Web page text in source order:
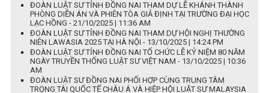
ĐOÀN LUẬT SƯ TỈNH ĐỒNG NAI THAM DỰ LỄ KHÁNH THÀNH
PHÒNG DIỄN ÁN VÀ PHIÊN TÒA GIẢ ĐỊNH TẠI TRƯỜNG ĐẠI HỌC
LẠC HỒNG - 21/10/2025 | 11:36 AM
ĐOÀN LUẬT SƯ TỈNH ĐỒNG NAI THAM DỰ HỘI NGHỊ THƯỜNG
NIÊN LAWASIA 2025 TẠI HÀ NỘI - 13/10/2025 | 14:24 PM
ĐOÀN LUẬT SƯ TỈNH ĐỒNG NAI TỔ CHỨC LỄ KỶ NIỆM 80 NĂM
NGÀY TRUYỀN THỐNG LUẬT SƯ VIỆT NAM - 13/10/2025 | 10:36
AM
ĐOÀN LUẬT SƯ ĐỒNG NAI PHỐI HỢP CÙNG TRUNG TÂM
TRỌNG TÀI QUỐC TẾ CHÂU Á VÀ HIỆP HỘI LUẬT SƯ MALAYSIA